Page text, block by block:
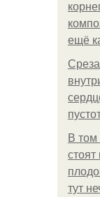
ещё
В том
стоят
тут